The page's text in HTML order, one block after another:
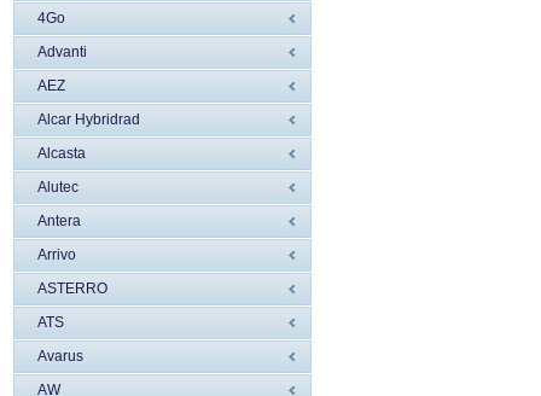
4Go
Advanti
AEZ
Alcar Hybridrad
Alcasta
Alutec
Antera
Arrivo
ASTERRO
ATS
Avarus
AW